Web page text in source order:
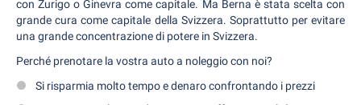
con Zurigo o Ginevra come capitale. Ma Berna è stata scelta con
grande cura come capitale della Svizzera. Soprattutto per evitare
una grande concentrazione di potere in Svizzera.
Perché prenotare la vostra auto a noleggio con noi?
Si risparmia molto tempo e denaro confrontando i prezzi